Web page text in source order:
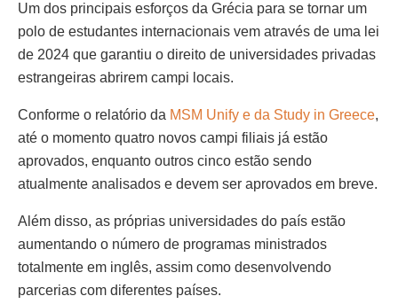
Um dos principais esforços da Grécia para se tornar um
polo de estudantes internacionais vem através de uma lei
de 2024 que garantiu o direito de universidades privadas
estrangeiras abrirem campi locais.
Conforme o relatório da MSM Unify e da Study in Greece,
até o momento quatro novos campi filiais já estão
aprovados, enquanto outros cinco estão sendo
atualmente analisados e devem ser aprovados em breve.
Além disso, as próprias universidades do país estão
aumentando o número de programas ministrados
totalmente em inglês, assim como desenvolvendo
parcerias com diferentes países.